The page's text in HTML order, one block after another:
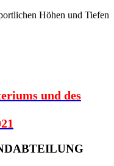
Höhen und Tiefen
und des